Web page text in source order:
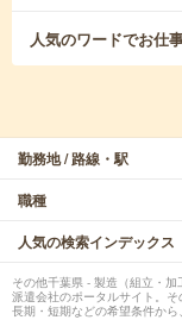
人気のワードでお仕
勤務地 / 路線・駅
職種
人気の検索インデックス
その他千葉県 - 製造（組立・
派遣会社のポータルサイト。そ
長期・短期などの希望条件か